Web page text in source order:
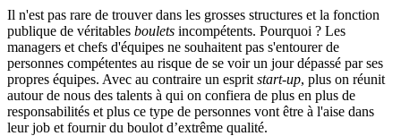
Il n'est pas rare de trouver dans les grosses structures et la fonction
publique de véritables boulets incompétents. Pourquoi ? Les
managers et chefs d'équipes ne souhaitent pas s'entourer de
personnes compétentes au risque de se voir un jour dépassé par ses
propres équipes. Avec au contraire un esprit start-up, plus on réunit
autour de nous des talents à qui on confiera de plus en plus de
responsabilités et plus ce type de personnes vont être à l'aise dans
leur job et fournir du boulot d’extrême qualité.